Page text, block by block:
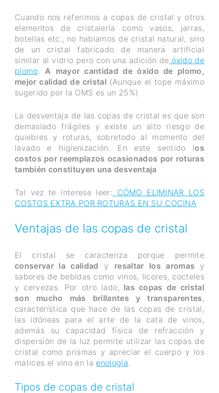
Cuando nos referimos a copas de cristal y otros
elementos de cristalería como vasos, jarras,
botellas etc., no hablamos de cristal natural, sino
de un cristal fabricado de manera artificial
similar al vidrio pero con una adición de óxido de
plomo.A mayor cantidad de óxido de plomo,
mejor calidad de cristal (Aunque el tope máximo
sugerido por la OMS es un 25%)
La desventaja de las copas de cristal es que son
demasiado frágiles y existe un alto riesgo de
quiebres y roturas, sobretodo al momento del
lavado e higienización. En este sentido los
costos por reemplazos ocasionados por roturas
también constituyen una desventaja
Tal vez te interese leer: CÓMO ELIMINAR LOS
COSTOS EXTRA POR ROTURAS EN SU COCINA
Ventajas de las copas de cristal
El cristal se caracteriza porque permite
conservar la calidad y resaltar los aromas y
sabores de bebidas como vinos, licores, cocteles
y cervezas. Por otro lado, las copas de cristal
son mucho más brillantes y transparentes ,
característica que hace de las copas de cristal,
las idóneas para el arte de la cata de vinos,
además su capacidad física de refracción y
dispersión de la luz permite utilizar las copas de
cristal como prismas y apreciar el cuerpo y los
matices el vino en la enología.
Tipos de copas de cristal